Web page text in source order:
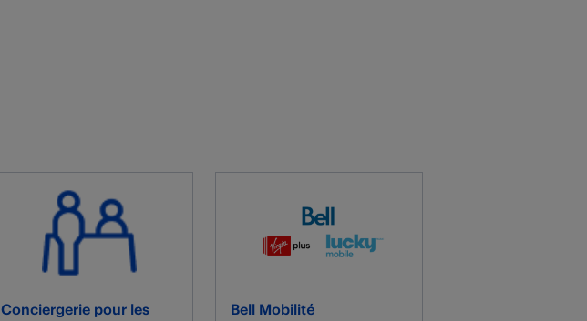
Conciergerie pour les
Bell Mobilité